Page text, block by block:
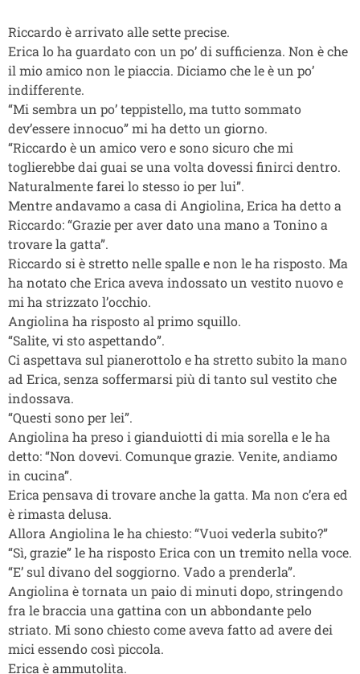
Riccardo è arrivato alle sette precise.
Erica lo ha guardato con un po’ di sufficienza. Non è che
il mio amico non le piaccia. Diciamo che le è un po’
indifferente.
“Mi sembra un po’ teppistello, ma tutto sommato
dev’essere innocuo” mi ha detto un giorno.
“Riccardo è un amico vero e sono sicuro che mi
toglierebbe dai guai se una volta dovessi finirci dentro.
Naturalmente farei lo stesso io per lui”.
Mentre andavamo a casa di Angiolina, Erica ha detto a
Riccardo: “Grazie per aver dato una mano a Tonino a
trovare la gatta”.
Riccardo si è stretto nelle spalle e non le ha risposto. Ma
ha notato che Erica aveva indossato un vestito nuovo e
mi ha strizzato l’occhio.
Angiolina ha risposto al primo squillo.
“Salite, vi sto aspettando”.
Ci aspettava sul pianerottolo e ha stretto subito la mano
ad Erica, senza soffermarsi più di tanto sul vestito che
indossava.
“Questi sono per lei”.
Angiolina ha preso i gianduiotti di mia sorella e le ha
detto: “Non dovevi. Comunque grazie. Venite, andiamo
in cucina”.
Erica pensava di trovare anche la gatta. Ma non c’era ed
è rimasta delusa.
Allora Angiolina le ha chiesto: “Vuoi vederla subito?”
“Sì, grazie” le ha risposto Erica con un tremito nella voce.
“E’ sul divano del soggiorno. Vado a prenderla”.
Angiolina è tornata un paio di minuti dopo, stringendo
fra le braccia una gattina con un abbondante pelo
striato. Mi sono chiesto come aveva fatto ad avere dei
mici essendo così piccola.
Erica è ammutolita.